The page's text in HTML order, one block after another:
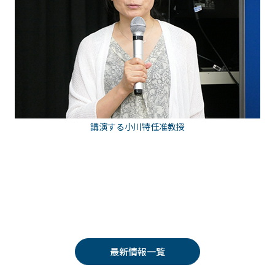
講演する小川特任准教授
最新情報一覧